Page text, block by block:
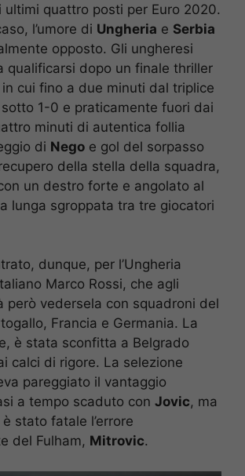
ultimi quattro posti per Euro 2020.
l’umore di Ungheria e Serbia
opposto. Gli ungheresi
qualificarsi dopo un finale thriller
in cui fino a due minuti dal triplice
1-0 e praticamente fuori dai
minuti di autentica follia
di Nego e gol del sorpasso
della stella della squadra,
un destro forte e angolato al
lunga sgroppata tra tre giocatori
dunque, per l’Ungheria
Marco Rossi, che agli
però vedersela con squadroni del
Francia e Germania. La
è stata sconfitta a Belgrado
calci di rigore. La selezione
pareggiato il vantaggio
a tempo scaduto con Jovic, ma
stato fatale l’errore
del Fulham, Mitrovic.